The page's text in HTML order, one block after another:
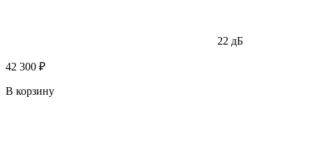
22 дБ
42 300 ₽
В корзину